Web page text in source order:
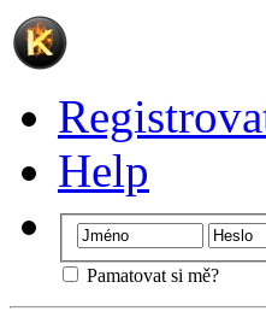
Help
Pamatovat si mě?